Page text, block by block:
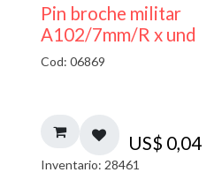
Pin broche militar
A102/7mm/R x und
Cod: 06869
US$ 0,04
Inventario: 28461